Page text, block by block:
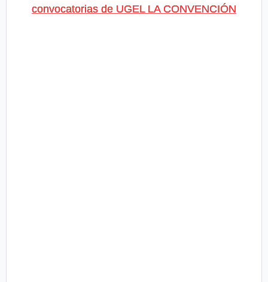
convocatorias de UGEL LA CONVENCIÓN